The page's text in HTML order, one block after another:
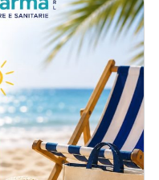
normativi per la
di aghi, bisturi e altri
conforme dei rifiuti